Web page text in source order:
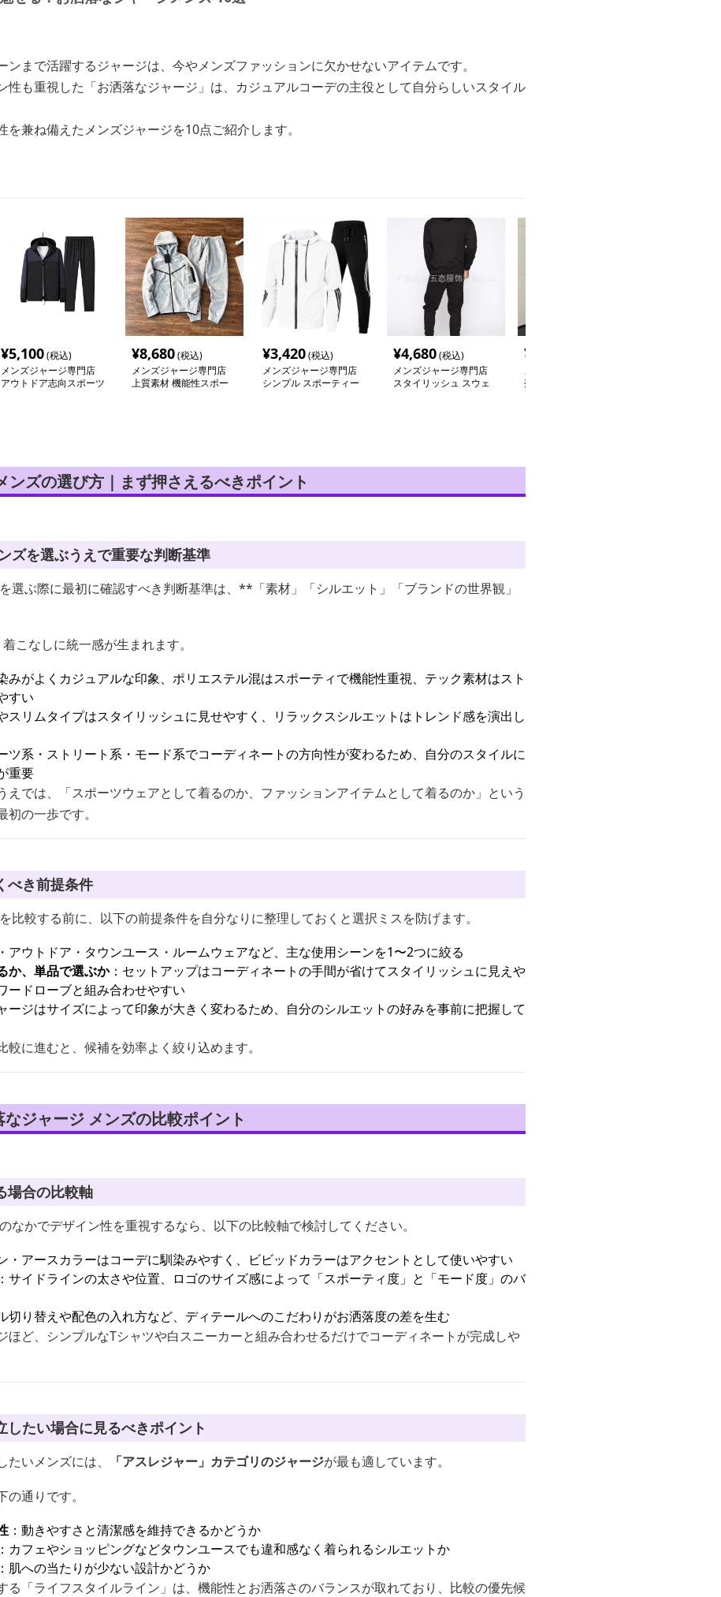
ンまで活躍するジャージは、今やメンズファッションに欠かせないアイテムです。
性も重視した「お洒落なジャージ」は、カジュアルコーデの主役として自分らしいスタイル
兼ね備えたメンズジャージを10点ご紹介します。
¥5,100(税込)
メンズジャージ専門店
アウトドア志向スポーツ
¥8,680(税込)
メンズジャージ専門店
上質素材 機能性スポー
¥3,420(税込)
メンズジャージ専門店
シンプル スポーティー
¥4,680(税込)
メンズジャージ専門店
スタイリッシュ スウェ
¥
落ち着きのある大人の上
ンズの選び方｜まず押さえるべきポイント
ズを選ぶうえで重要な判断基準
選ぶ際に最初に確認すべき判断基準は、**「素材」「シルエット」「ブランドの世界観」
こなしに統一感が生まれます。
みがよくカジュアルな印象、ポリエステル混はスポーティで機能性重視、テック素材はスト
すい
スリムタイプはスタイリッシュに見せやすく、リラックスシルエットはトレンド感を演出し
ツ系・ストリート系・モード系でコーディネートの方向性が変わるため、自分のスタイルに
重要
えでは、「スポーツウェアとして着るのか、ファッションアイテムとして着るのか」という
の一歩です。
べき前提条件
比較する前に、以下の前提条件を自分なりに整理しておくと選択ミスを防げます。
アウトドア・タウンユース・ルームウェアなど、主な使用シーンを1〜2つに絞る
か、単品で選ぶか：セットアップはコーディネートの手間が省けてスタイリッシュに見えや
ードローブと組み合わせやすい
ージはサイズによって印象が大きく変わるため、自分のシルエットの好みを事前に把握して
較に進むと、候補を効率よく絞り込めます。
ジャージ メンズの比較ポイント
場合の比較軸
なかでデザイン性を重視するなら、以下の比較軸で検討してください。
・アースカラーはコーデに馴染みやすく、ビビッドカラーはアクセントとして使いやすい
：サイドラインの太さや位置、ロゴのサイズ感によって「スポーティ度」と「モード度」のバ
切り替えや配色の入れ方など、ディテールへのこだわりがお洒落度の差を生む
ほど、シンプルなTシャツや白スニーカーと組み合わせるだけでコーディネートが完成しや
したい場合に見るべきポイント
いメンズには、 「アスレジャー」カテゴリのジャージが最も適しています。
通りです。
：動きやすさと清潔感を維持できるかどうか
：カフェやショッピングなどタウンユースでも違和感なく着られるシルエットか
：肌への当たりが少ない設計かどうか
る「ライフスタイルライン」は、機能性とお洒落さのバランスが取れており、比較の優先候